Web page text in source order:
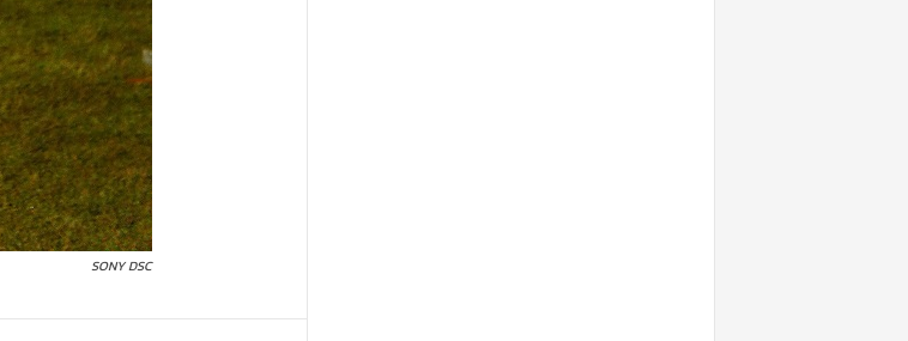
SONY DSC